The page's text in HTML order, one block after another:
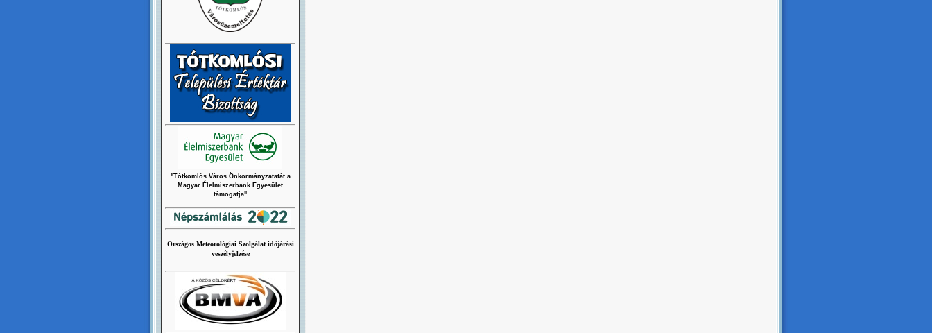
"Tótkomlós Város Önkormányzatatát a
Magyar Élelmiszerbank Egyesület
támogatja"
Országos Meteorológiai Szolgálat időjárási
veszélyjelzése